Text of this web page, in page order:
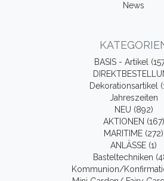
News
BASIS - Artikel
Dekorationsartikel
Jahreszeiten
NEU (892)
AKTIONEN (167)
MARITIME (272)
ANLÄSSE (1)
Basteltechniken
Kommunion/